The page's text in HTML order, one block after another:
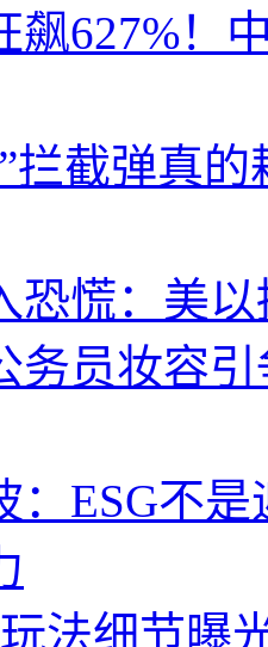
飙627%！
拦截弹真
恐慌：美
务员妆容
：ESG不
玩法细节